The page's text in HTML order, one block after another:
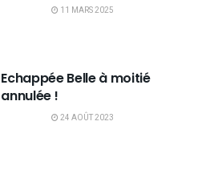
11 MARS 2025
Echappée Belle à moitié
annulée !
24 AOÛT 2023